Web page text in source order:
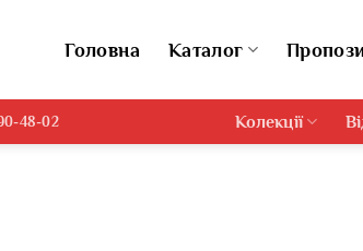
Головна Каталог
48-02 Колекції